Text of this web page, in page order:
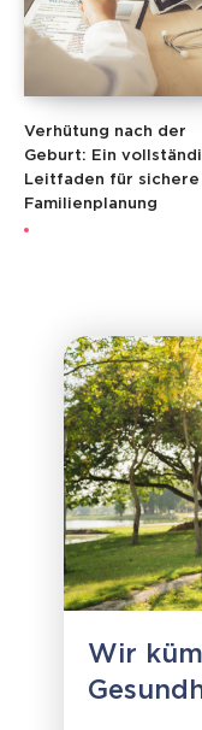
Verhütung nach der
Geburt: Ein
Leitfaden für sichere
Familienplanung
Wir